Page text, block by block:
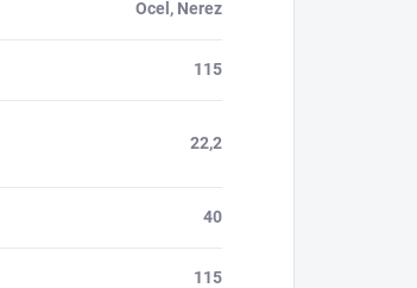
Ocel, Nerez
115
22,2
40
115